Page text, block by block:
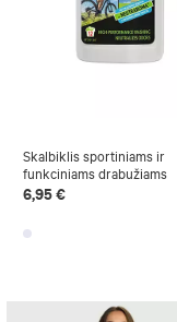
Skalbiklis sportiniams ir
funkciniams drabužiams
6,95 €